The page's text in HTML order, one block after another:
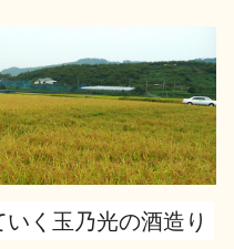
酒カタログ
く玉乃光の酒造り